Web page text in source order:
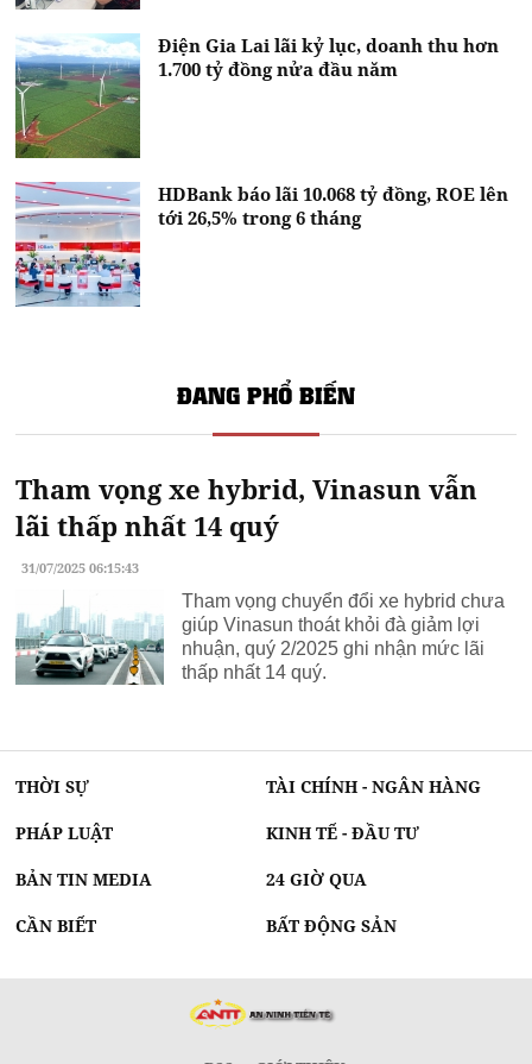
Điện Gia Lai lãi kỷ lục, doanh thu hơn
1.700 tỷ đồng nửa đầu năm
HDBank báo lãi 10.068 tỷ đồng, ROE lên
tới 26,5% trong 6 tháng
ĐANG PHỔ BIẾN
Tham vọng xe hybrid, Vinasun vẫn
lãi thấp nhất 14 quý
31/07/2025 06:15:43
Tham vọng chuyển đổi xe hybrid chưa
giúp Vinasun thoát khỏi đà giảm lợi
nhuận, quý 2/2025 ghi nhận mức lãi
thấp nhất 14 quý.
THỜI SỰ TÀI CHÍNH - NGÂN HÀNG
PHÁP LUẬT KINH TẾ - ĐẦU TƯ
BẢN TIN MEDIA 24 GIỜ QUA
CẦN BIẾT BẤT ĐỘNG SẢN